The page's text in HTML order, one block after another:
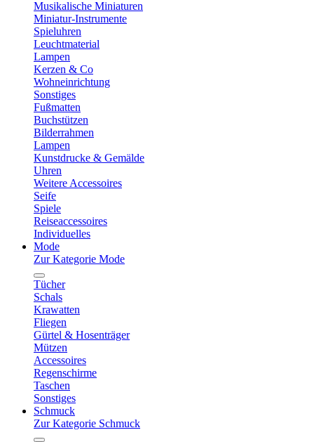
Musikalische Miniaturen
Miniatur-Instrumente
Spieluhren
Leuchtmaterial
Lampen
Kerzen & Co
Wohneinrichtung
Sonstiges
Fußmatten
Buchstützen
Bilderrahmen
Lampen
Kunstdrucke & Gemälde
Uhren
Weitere Accessoires
Seife
Spiele
Reiseaccessoires
Individuelles
Mode
Zur Kategorie Mode
Tücher
Schals
Krawatten
Fliegen
Gürtel & Hosenträger
Mützen
Accessoires
Regenschirme
Taschen
Sonstiges
Schmuck
Zur Kategorie Schmuck